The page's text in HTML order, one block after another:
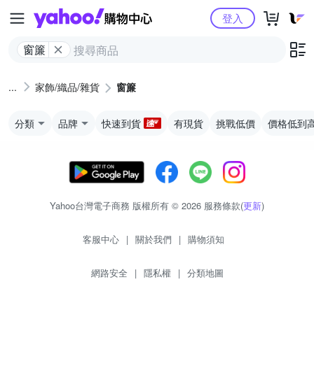
Yahoo購物中心
窗簾
登入
家飾/織品/雜貨 窗簾
分類 品牌 快速到貨 有現貨 挑戰低價 價格低到
Yahoo台灣電子商務 版權所有 © 2026 服務條款(更新)
客服中心 | 關於我們 | 購物須知
網路安全 | 隱私權 | 分類地圖